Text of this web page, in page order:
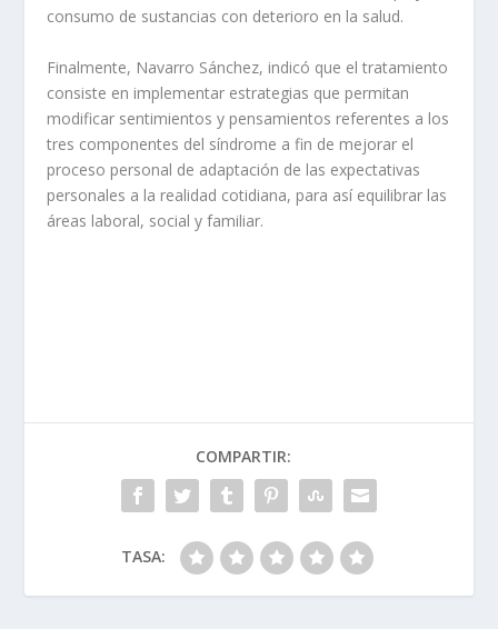
consumo de sustancias con deterioro en la salud.
Finalmente, Navarro Sánchez, indicó que el tratamiento
consiste en implementar estrategias que permitan
modificar sentimientos y pensamientos referentes a los
tres componentes del síndrome a fin de mejorar el
proceso personal de adaptación de las expectativas
personales a la realidad cotidiana, para así equilibrar las
áreas laboral, social y familiar.
COMPARTIR:
TASA: